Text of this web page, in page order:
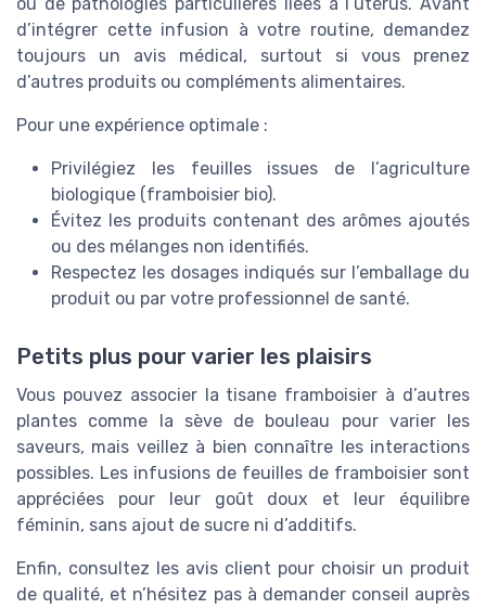
d’intégrer cette infusion à votre routine, demandez
toujours un avis médical, surtout si vous prenez
d’autres produits ou compléments alimentaires.
Pour une expérience optimale :
Privilégiez les feuilles issues de l’agriculture
biologique (framboisier bio).
Évitez les produits contenant des arômes ajoutés
ou des mélanges non identifiés.
Respectez les dosages indiqués sur l’emballage du
produit ou par votre professionnel de santé.
Petits plus pour varier les plaisirs
Vous pouvez associer la tisane framboisier à d’autres
plantes comme la sève de bouleau pour varier les
saveurs, mais veillez à bien connaître les interactions
possibles. Les infusions de feuilles de framboisier sont
appréciées pour leur goût doux et leur équilibre
féminin, sans ajout de sucre ni d’additifs.
Enfin, consultez les avis client pour choisir un produit
de qualité, et n’hésitez pas à demander conseil auprès